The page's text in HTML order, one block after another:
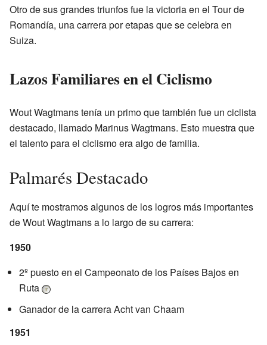
Otro de sus grandes triunfos fue la victoria en el Tour de
Romandía, una carrera por etapas que se celebra en
Suiza.
Lazos Familiares en el Ciclismo
Wout Wagtmans tenía un primo que también fue un ciclista
destacado, llamado Marinus Wagtmans. Esto muestra que
el talento para el ciclismo era algo de familia.
Palmarés Destacado
Aquí te mostramos algunos de los logros más importantes
de Wout Wagtmans a lo largo de su carrera:
1950
2º puesto en el Campeonato de los Países Bajos en
Ruta
Ganador de la carrera Acht van Chaam
1951